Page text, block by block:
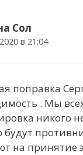
Сол
в 21:04
поправка
. Мы
никого
будут
на принятие